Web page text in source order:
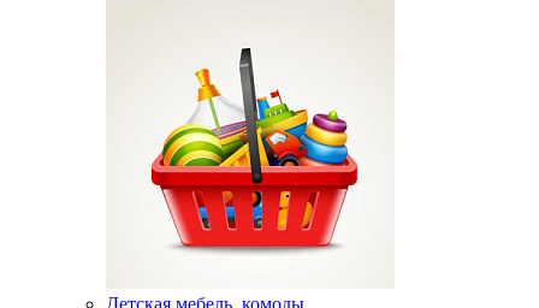
Детская мебель, комоды